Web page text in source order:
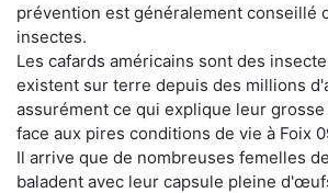
prévention est généralement conseillé
insectes.
Les cafards américains sont des
existent sur terre depuis des millions
assurément ce qui explique leur
face aux pires conditions de vie à Foix
Il arrive que de nombreuses femelles
baladent avec leur capsule pleine